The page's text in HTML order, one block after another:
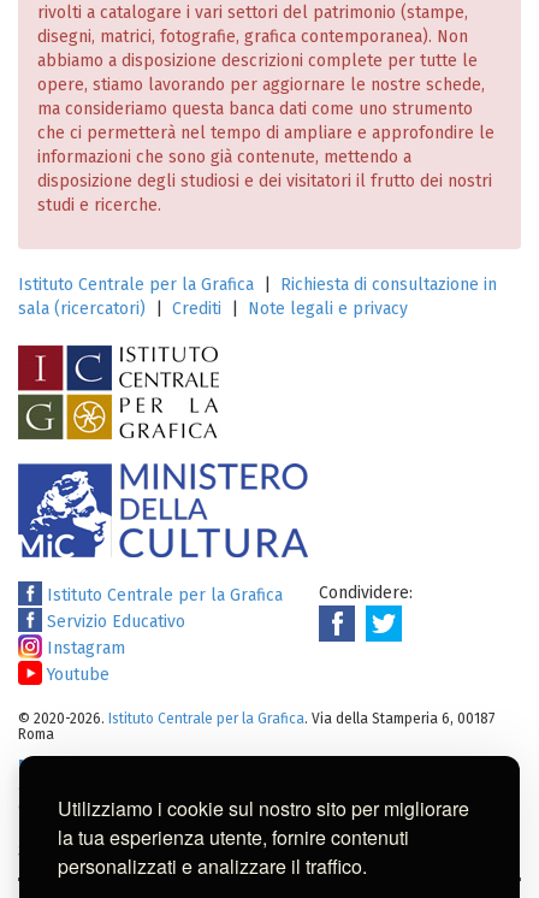
Utilizziamo i cookie sul nostro sito per migliorare
la tua esperienza utente, fornire contenuti
personalizzati e analizzare il traffico.
rivolti a catalogare i vari settori del patrimonio (stampe,
disegni, matrici, fotografie, grafica contemporanea). Non
abbiamo a disposizione descrizioni complete per tutte le
opere, stiamo lavorando per aggiornare le nostre schede,
ma consideriamo questa banca dati come uno strumento
che ci permetterà nel tempo di ampliare e approfondire le
informazioni che sono già contenute, mettendo a
disposizione degli studiosi e dei visitatori il frutto dei nostri
studi e ricerche.
Istituto Centrale per la Grafica
Richiesta di consultazione in
sala (ricercatori)
Crediti Note legali e privacy
Istituto Centrale per la Grafica
Servizio Educativo
Instagram
Youtube
Condividere:
© 2020-2026. Istituto Centrale per la Grafica. Via della Stamperia 6, 00187
Roma
Note legali
altro materiale pubblicato su questo sito sono soggetti alle leggi sul
diritto di autore.
Per usi commerciali dei contenuti contattare l'Istituto:
gr@cultura.gov.it